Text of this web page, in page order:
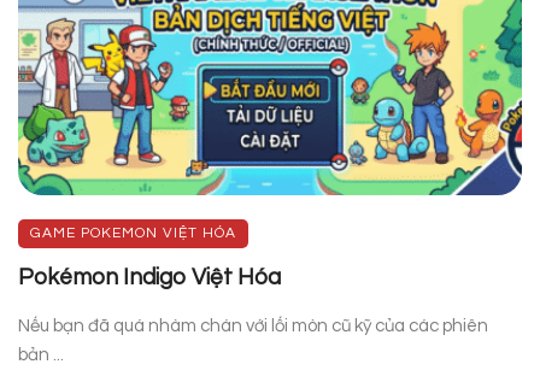
GAME POKEMON VIỆT HÓA
Pokémon Indigo Việt Hóa
Nếu bạn đã quá nhàm chán với lối mòn cũ kỹ của các phiên
bản ...